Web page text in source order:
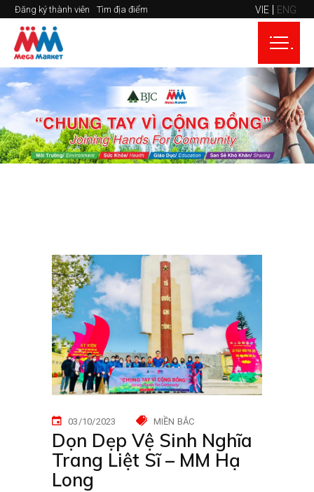
Đăng ký thành viên Tìm địa điểm VIE ENG
03/10/2023 MIỀN BẮC
Dọn Dẹp Vệ Sinh Nghĩa
Trang Liệt Sĩ – MM Hạ
Long